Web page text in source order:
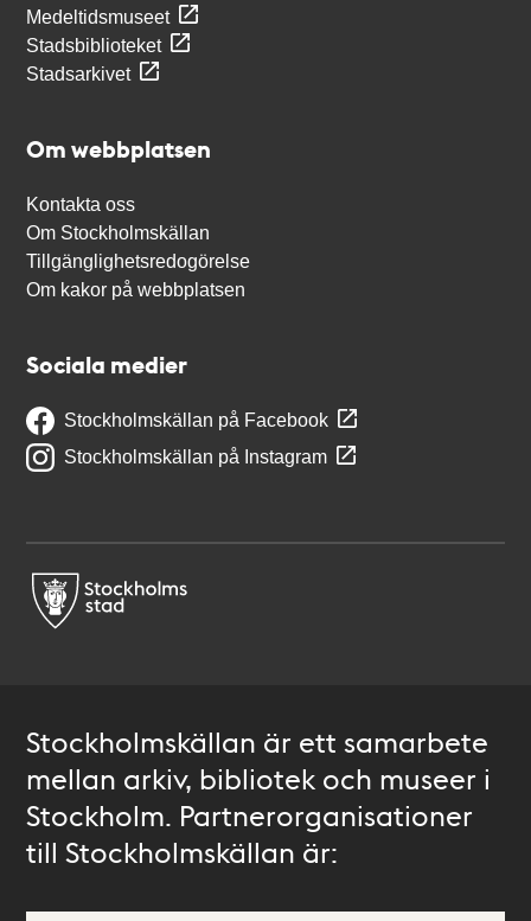
Medeltidsmuseet
Stadsbiblioteket
Stadsarkivet
Om webbplatsen
Kontakta oss
Om Stockholmskällan
Tillgänglighetsredogörelse
Om kakor på webbplatsen
Sociala medier
Stockholmskällan på Facebook
Stockholmskällan på Instagram
Stockholmskällan är ett samarbete
mellan arkiv, bibliotek och museer i
Stockholm. Partnerorganisationer
till Stockholmskällan är: